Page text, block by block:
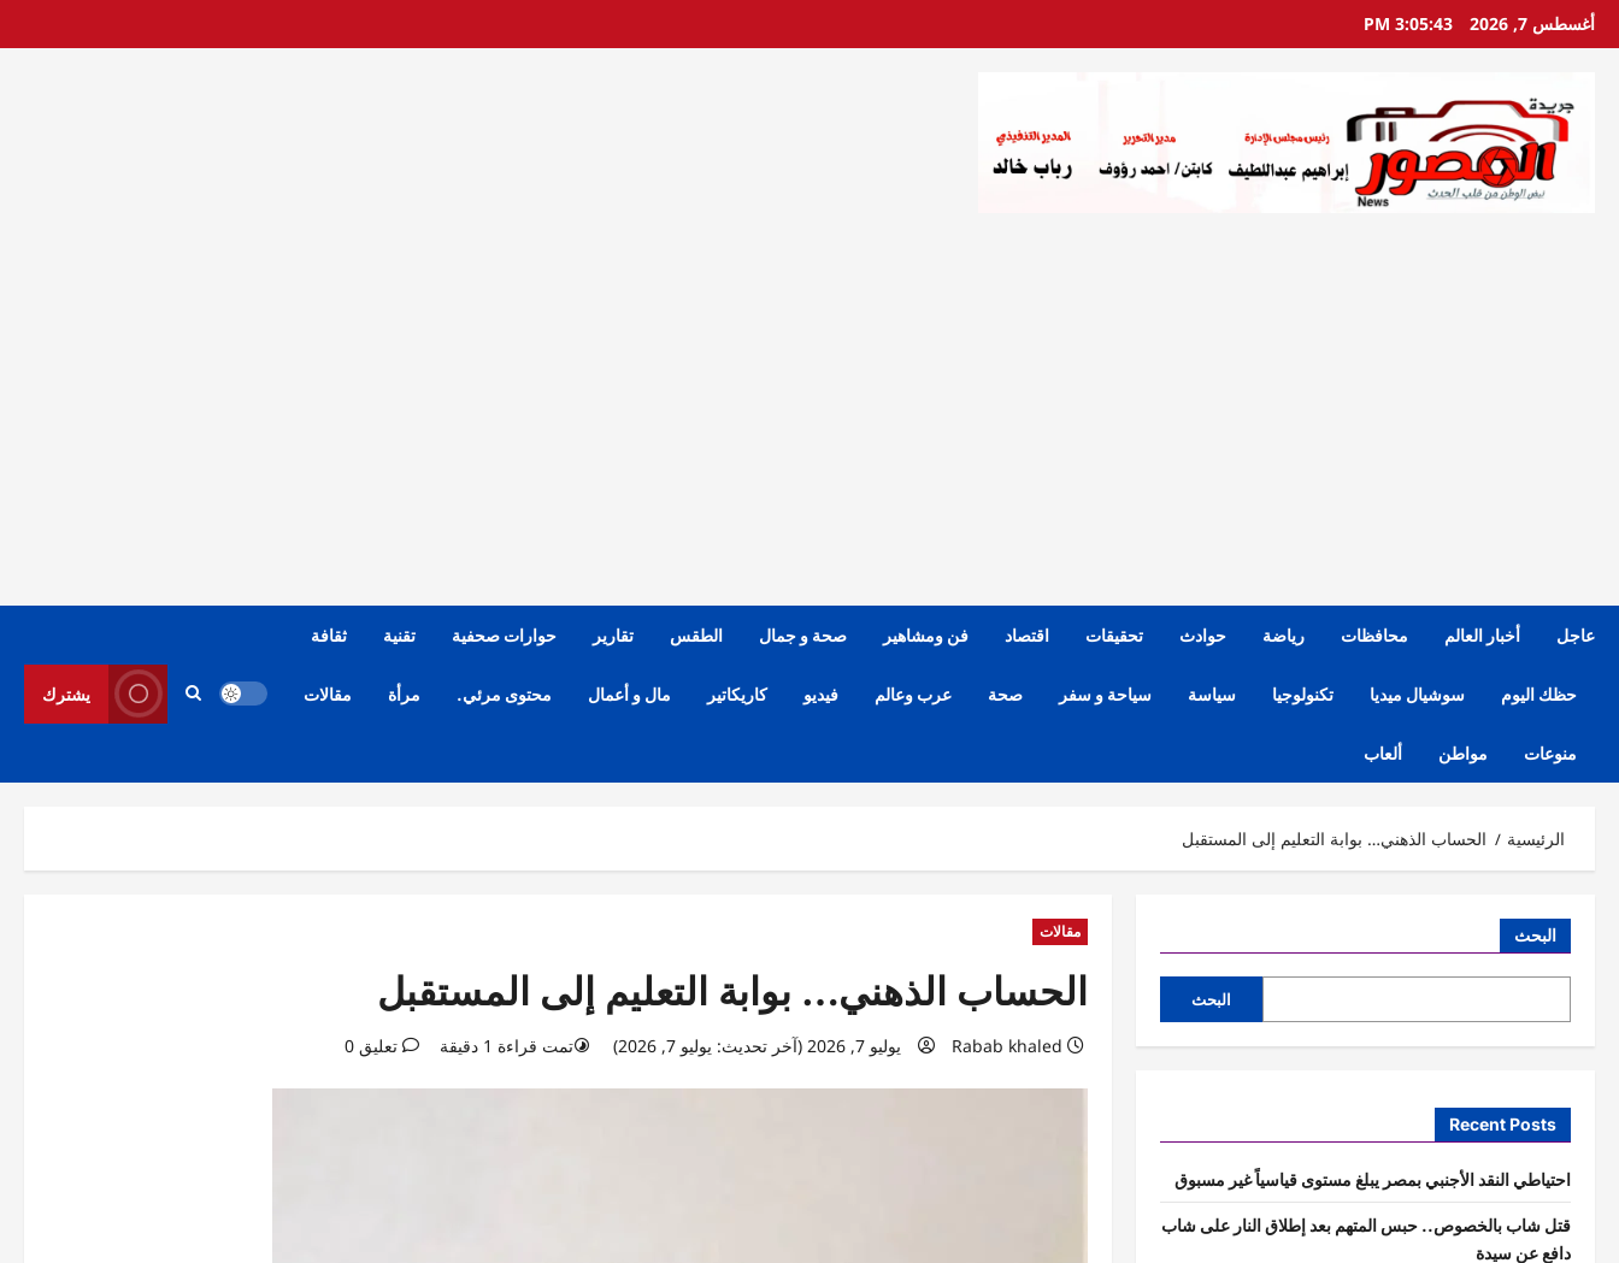
تخطيأغسطس 7, 2026 3:05:45 PM
عاجل أخبار العالم محافظات رياضة حوادث تحقيقات اقتصاد فن ومشاهير صحة و جمال الطقس تقارير حوارات صحفية تقنية ثقافة
حظك اليوم سوشيال ميديا تكنولوجيا سياسة سياحة و سفر صحة عرب وعالم فيديو كاريكاتير مال و أعمال محتوى مرئي. مرأة مقالات
منوعات مواطن ألعاب
يشترك
الرئيسية الحساب الذهني… بوابة التعليم إلى المستقبل
مقالات
الحساب الذهني… بوابة التعليم إلى المستقبل
Rabab khaled يوليو 7, 2026 (آخر تحديث: يوليو 7, 2026) تمت قراءة 1 دقيقة تعليق 0
البحث
البحث
Recent Posts
احتياطي النقد الأجنبي بمصر يبلغ مستوى قياسياً غير مسبوق
قتل شاب بالخصوص.. حبس المتهم بعد إطلاق النار على شاب
دافع عن سيدة